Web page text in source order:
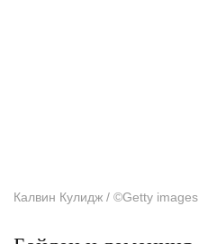
Калвин Кулидж / ©Getty images